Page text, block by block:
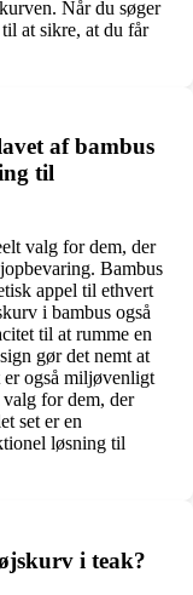
Når du søger
at sikre, at du får
af bambus
til
valg for dem, der
Bambus
appel til ethvert
i bambus også
til at rumme en
gør det nemt at
er også miljøvenligt
for dem, der
set er en
løsning til
i teak?